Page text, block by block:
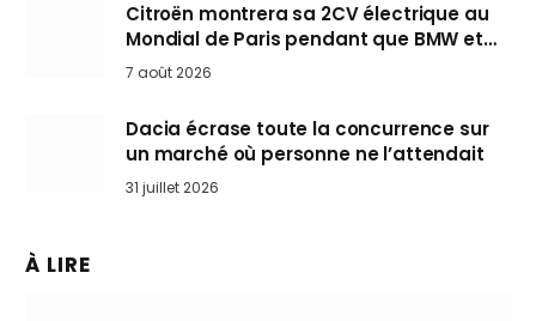
Citroën montrera sa 2CV électrique au
Mondial de Paris pendant que BMW et
Mini désertent le salon
7 août 2026
Dacia écrase toute la concurrence sur
un marché où personne ne l’attendait
31 juillet 2026
À LIRE